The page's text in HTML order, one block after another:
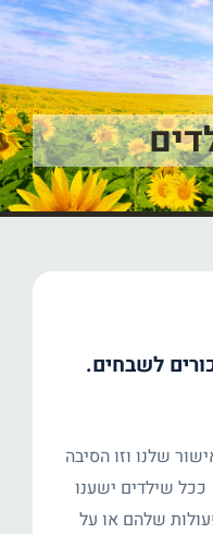
לשבחים.
שלנו וזו הסיבה
שילדים ישענו
שלהם או על